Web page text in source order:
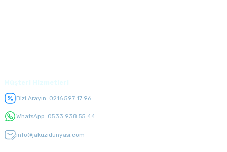
Bizi Arayın :0216 597 17 96
WhatsApp :0533 938 55 44
info@jakuzidunyasi.com